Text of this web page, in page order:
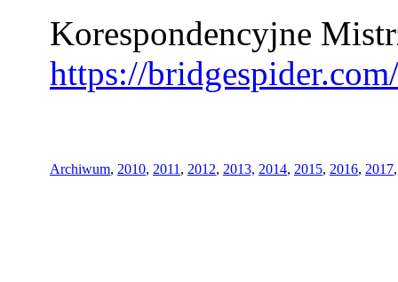
Korespondencyjne
https://
Archiwum, 2010, 2011 , 2012, 2013, 2014, 2015, 2016, 2017